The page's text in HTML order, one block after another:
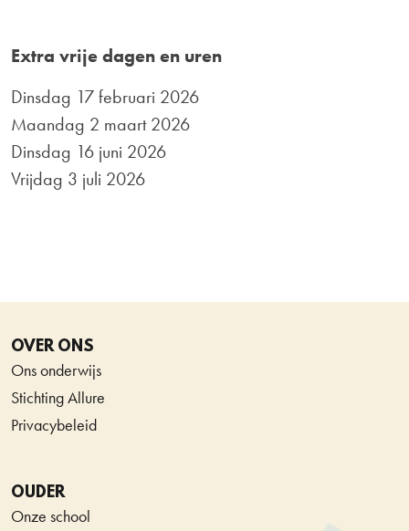
Extra vrije dagen en uren
Dinsdag 17 februari 2026
Maandag 2 maart 2026
Dinsdag 16 juni 2026
Vrijdag 3 juli 2026
OVER ONS
Ons onderwijs
Stichting Allure
Privacybeleid
OUDER
Onze school